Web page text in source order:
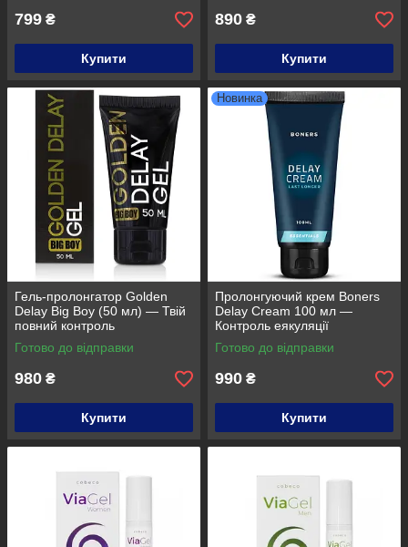
799 ₴
Купити
890 ₴
Купити
Гель-пролонгатор Golden
Delay Big Boy (50 мл) — Твій
повний контроль
Готово до відправки
980 ₴
Купити
Новинка
Пролонгуючий крем Boners
Delay Cream 100 мл —
Контроль еякуляції
(Нідерланди)
Готово до відправки
990 ₴
Купити